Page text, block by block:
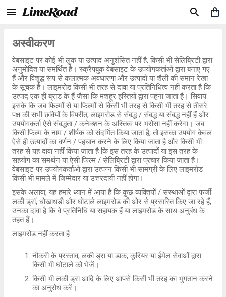
अस्वीकरण
वेबसाइट पर कोई भी लुक या उत्पाद अनुशंसित नहीं है, किसी भी सेलिब्रिटी द्वारा
अनुमोदित या समर्थित है। स्क्रैपबुक वेबसाइट के उपयोगकर्ताओं द्वारा बनाए गए
हैं और विशुद्ध रूप से कलात्मक अवधारणा और उत्पादों या शैली की समान रेखा
के सूचक हैं। लाइमरोड किसी भी तरह से दावा या प्रतिनिधित्व नहीं करता है कि
उत्पाद एक ही ब्रांड के हैं जैसा कि मशहूर हस्तियों द्वारा पहना जाता है। सिवाय
इसके कि जब फिल्मों से या फिल्मों से किसी भी तरह से किसी भी तरह से तीसरे
पक्ष की सभी छवियों के विपरीत, लाइमरोड से संबद्ध / संबद्ध या संबद्ध नहीं हैं और
उपयोगकर्ता ऐसे संबद्धता / कनेक्शन के अस्तित्व पर भरोसा नहीं करेगा। जब
किसी फिल्म के नाम / शीर्षक को संदर्भित किया जाता है, तो इसका उपयोग केवल
ऐसे ही उत्पादों का वर्णन / पहचान करने के लिए किया जाता है और किसी भी
तरह से यह दावा नहीं किया जाता है कि इस तरह के उत्पादों या इस तरह के
सहयोग का समर्थन या ऐसी फिल्म / सेलिब्रिटी द्वारा प्रचार किया जाता है।
वेबसाइट पर उपयोगकर्ताओं द्वारा उत्पन्न किसी भी सामग्री के लिए लाइमरोड
किसी भी मामले में जिम्मेदार या उत्तरदायी नहीं होगा।
इसके अलावा, यह हमारे ध्यान में आया है कि कुछ व्यक्तियों / संस्थाओं द्वारा फर्जी
लकी ड्रॉ, धोखाधड़ी और घोटाले लाइमरोड की ओर से प्रसारित किए जा रहे हैं,
उनका दावा है कि वे प्रतिनिधि या सहायक हैं या लाइमरोड के साथ अनुबंध के
तहत हैं।
लाइमरोड नहीं करता है
नौकरी के प्रस्ताव, लकी ड्रा या डाक, कूरियर या ईमेल सेवाओं द्वारा
किसी भी घोटाले को भेजें।
किसी भी लकी ड्रा आदि के लिए आपसे किसी भी तरह का भुगतान करने
का अनुरोध करें।